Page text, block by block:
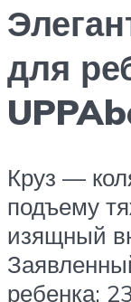
для
Круз —
подъему
изящный
ребенка: